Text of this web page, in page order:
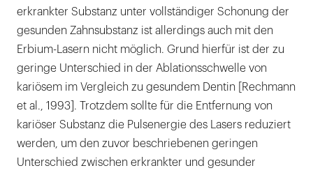
erkrankter Substanz unter vollständiger Schonung der
gesunden Zahnsubstanz ist allerdings auch mit den
Erbium-Lasern nicht möglich. Grund hierfür ist der zu
geringe Unterschied in der Ablationsschwelle von
kariösem im Vergleich zu gesundem Dentin [Rechmann
et al., 1993]. Trotzdem sollte für die Entfernung von
kariöser Substanz die Pulsenergie des Lasers reduziert
werden, um den zuvor beschriebenen geringen
Unterschied zwischen erkrankter und gesunder